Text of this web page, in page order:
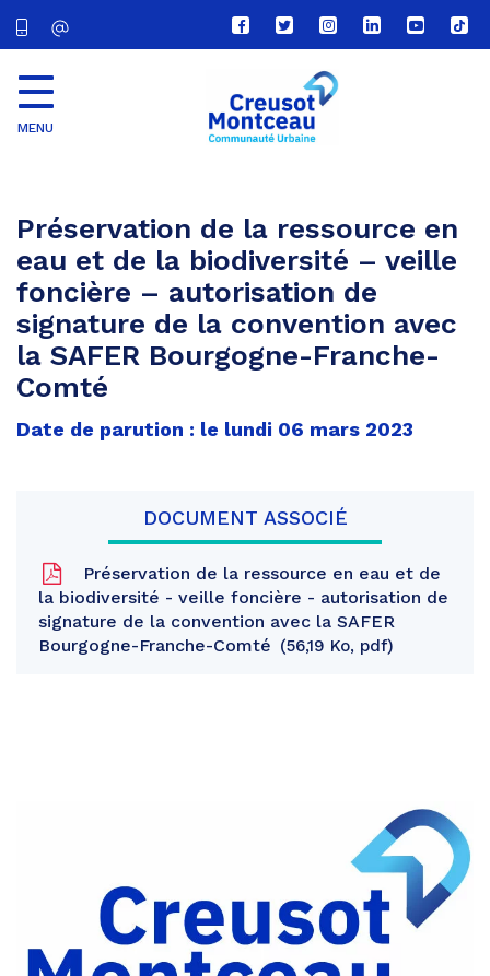
Lien
vers
compte
Facebook
Lien
vers
compte
Twitter
Lien
vers
le
compte
Lien
vers
Lien
vers
Lien
vers
MENU
Préservation de la ressource en
eau et de la biodiversité – veille
foncière – autorisation de
signature de la convention avec
la SAFER Bourgogne-Franche-
Comté
Date de parution : le lundi 06 mars 2023
DOCUMENT ASSOCIÉ
Préservation de la ressource en eau et de
la biodiversité - veille foncière - autorisation de
signature de la convention avec la SAFER
Bourgogne-Franche-Comté
56,19 Ko, pdf
Facebook
Partager
Twitter
Partager
par